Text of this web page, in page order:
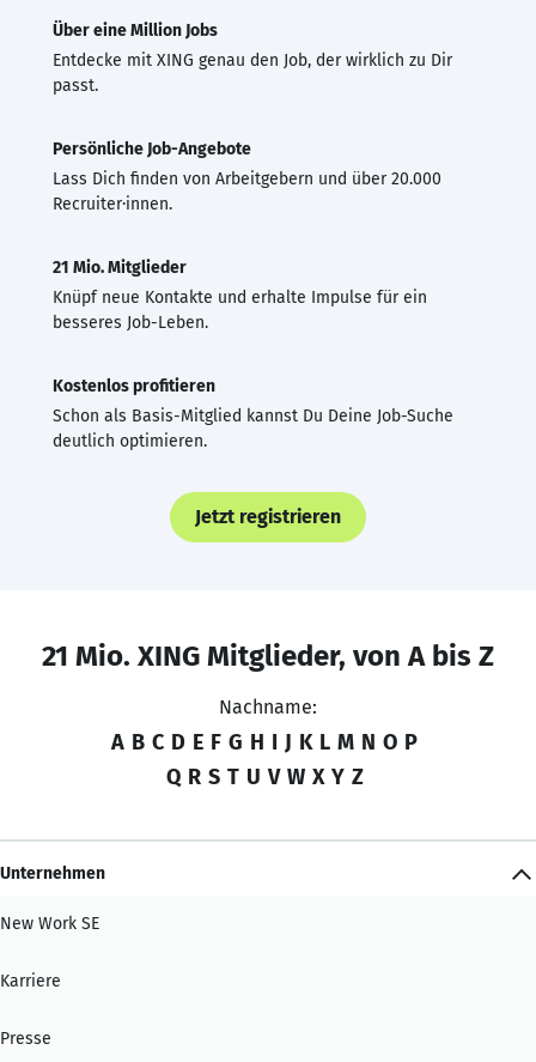
Über eine Million Jobs
Entdecke mit XING genau den Job, der wirklich zu Dir
passt.
Persönliche Job-Angebote
Lass Dich finden von Arbeitgebern und über 20.000
Recruiter·innen.
21 Mio. Mitglieder
Knüpf neue Kontakte und erhalte Impulse für ein
besseres Job-Leben.
Kostenlos profitieren
Schon als Basis-Mitglied kannst Du Deine Job-Suche
deutlich optimieren.
Jetzt registrieren
21 Mio. XING Mitglieder, von A bis Z
Nachname:
A B C D E F G H I J K L M N O P
Q R S T U V W X Y Z
Unternehmen
New Work SE
Karriere
Presse